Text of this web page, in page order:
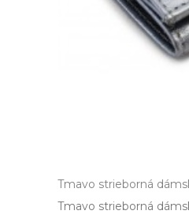
Tmavo strieborná
Tmavo strieborná